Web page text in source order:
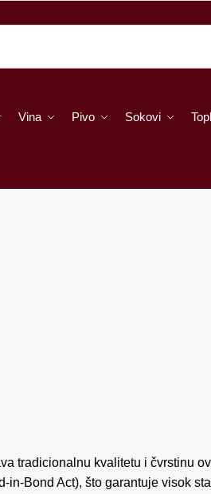
Vina Pivo Sokovi
tradicionalnu kvalitetu i čvrstinu
Bond Act), što garantuje visok